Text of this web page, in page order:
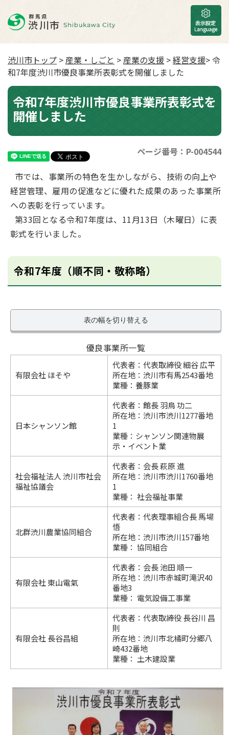
渋川市トップ >産業・しごと >産業の支援 >経営支援> 令
和7年度渋川市優良事業所表彰式を開催しました
令和7年度渋川市優良事業所表彰式を
開催しました
ページ番号：P-004544
市では、事業所の特色を生かしながら、技術の向上や
経営管理、雇用の促進などに優れた成果のあった事業所
への表彰を行っています。
第33回となる令和7年度は、11月13日（木曜日）に表
彰式を行いました。
令和7年度（順不同・敬称略）
表の幅を切り替える
優良事業所一覧
有限会社 ほそや
代表者：代表取締役 細谷 広平
所在地：渋川市有馬2543番地
業種：養豚業
日本シャンソン館
代表者：館長 羽鳥 功二
所在地：渋川市渋川1277番地
1
業種：シャンソン関連物展
示・イベント業
社会福祉法人 渋川市社会
福祉協議会
代表者：会長 萩原 進
所在地：渋川市渋川1760番地
1
業種： 社会福祉事業
北群渋川農業協同組合
代表者：代表理事組合長 馬場
悟
所在地：渋川市渋川157番地
業種： 協同組合
有限会社 東山電氣
代表者：会長 池田 順一
所在地：渋川市赤城町滝沢40
番地3
業種： 電気設備工事業
有限会社 長谷昌組
代表者：代表取締役 長谷川 昌
則
所在地：渋川市北橘町分郷八
崎432番地
業種： 土木建設業